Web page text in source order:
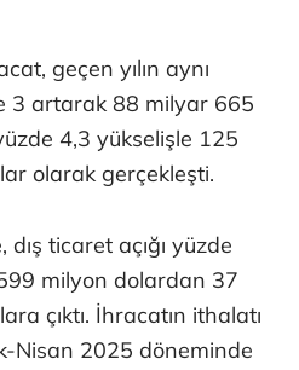
geçen yılın aynı
3 artarak 88 milyar 665
4,3 yükselişle 125
olarak gerçekleşti.
ticaret açığı yüzde
milyon dolardan 37
çıktı. İhracatın ithalatı
Nisan 2025 döneminde